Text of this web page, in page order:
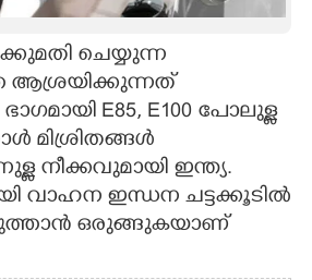
ചെയ്യുന്ന
ആശ്രയിക്കുന്നത്
E85, E100 പോലുള്ള
മിശ്രിതങ്ങൾ
നീക്കവുമായി ഇന്ത്യ.
വാഹന ഇന്ധന ചട്ടക്കൂടിൽ
ഒരുങ്ങുകയാണ്